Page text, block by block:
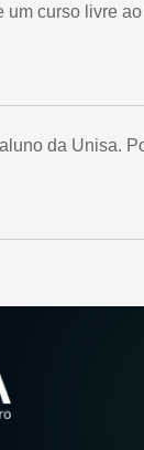
um curso livre
da Unisa.